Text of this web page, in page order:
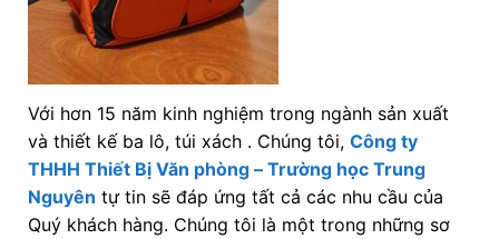
Với hơn 15 năm kinh nghiệm trong ngành sản xuất
và thiết kế ba lô, túi xách . Chúng tôi, Công ty
THHH Thiết Bị Văn phòng – Trường học Trung
Nguyên tự tin sẽ đáp ứng tất cả các nhu cầu của
Quý khách hàng. Chúng tôi là một trong những sơ